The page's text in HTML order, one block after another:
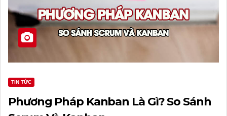
TIN TỨC
Phương Pháp Kanban Là Gì? So Sánh